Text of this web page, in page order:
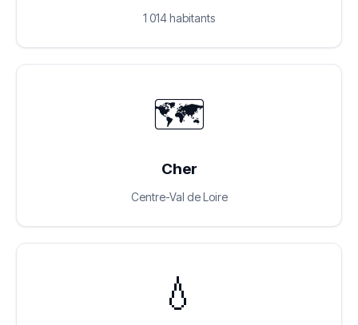
1 014 habitants
🗺️
Cher
Centre-Val de Loire
💧